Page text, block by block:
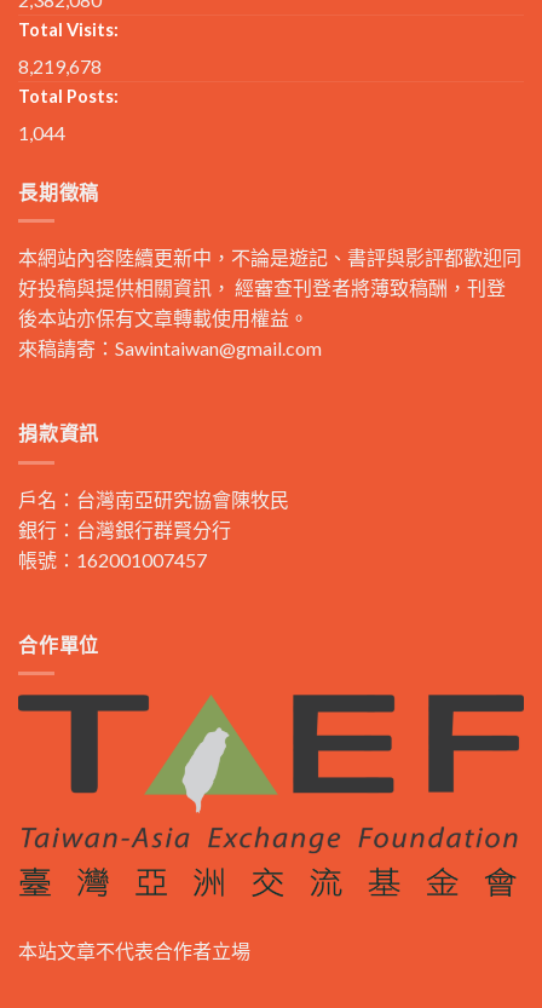
Total Visits:
8,219,678
Total Posts:
1,044
長期徵稿
本網站內容陸續更新中，不論是遊記、書評與影評都歡迎同
好投稿與提供相關資訊， 經審查刊登者將薄致稿酬，刊登
後本站亦保有文章轉載使用權益。
來稿請寄： Sawintaiwan@gmail.com
捐款資訊
戶名：台灣南亞研究協會陳牧民
銀行：台灣銀行群賢分行
帳號：162001007457
合作單位
本站文章不代表合作者立場